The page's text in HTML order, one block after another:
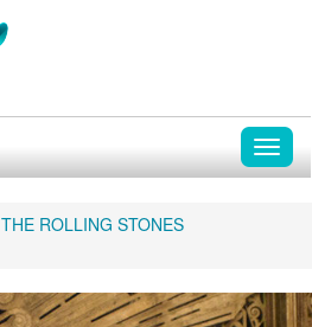
THE ROLLING STONES